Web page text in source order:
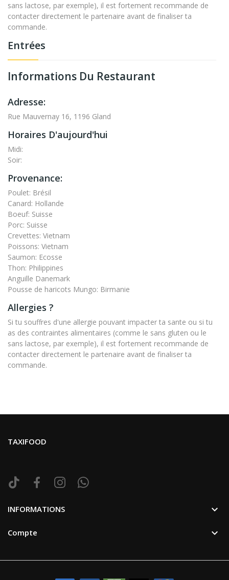
Entrées
Informations Du Restaurant
Adresse:
Rue Mauvernay 16, 1196 Gland
Horaires D'aujourd'hui
Midi:
Soir:
Provenance:
Poulet: Brésil
Canard: Hollande
Boeuf: Suisse
Porc: Suisse
Crevettes: Vietnam
Poissons: Vietnam
Saumon: Ecosse
Thon: Philippines
Anguille Danemark
Pousse de haricots Mungo: Birmanie
Allergies ?
Si tu souffres d'une allergie pouvant impacter ta sante ou si tu
as des contraintes alimentaires (comme le sans gluten ou le
sans lactose, par exemple), il est fortement recommande de
contacter directement le partenaire avant de finaliser ta
commande.
sans lactose, par exemple), il est fortement recommande de
contacter directement le partenaire avant de finaliser ta
commande.
TAXIFOOD
INFORMATIONS 
Compte 